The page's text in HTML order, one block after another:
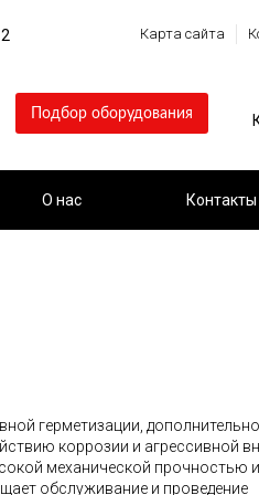
Карта сайта
Подбор оборудования
О нас Контакты
герметизации,
коррозии и агрессивной
механической прочностью и
обслуживание и проведение